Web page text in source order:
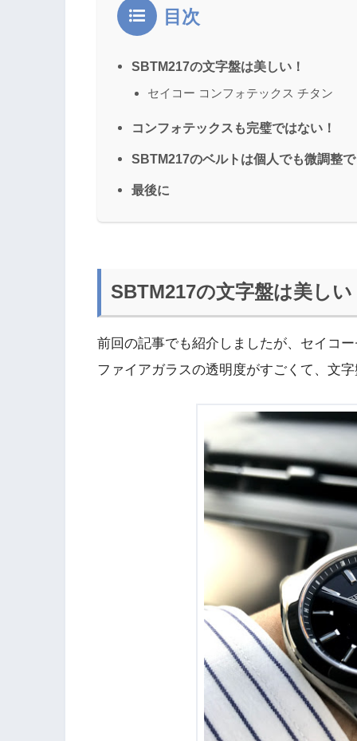
目次
SBTM217の文字盤は美しい！
セイコー コンフォテックス チタン
コンフォテックスも完璧ではない！
SBTM217のベルトは個人でも微調整
最後に
SBTM217の文字盤は美しい
前回の記事でも紹介しましたが、セイコ
ファイアガラスの透明度がすごくて、文